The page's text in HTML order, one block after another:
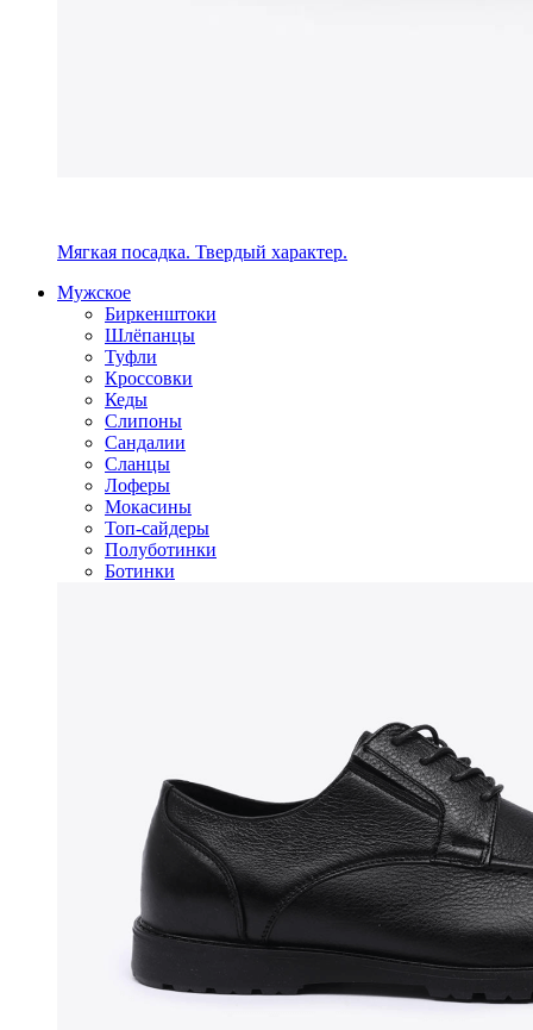
Мягкая посадка. Твердый характер.
Мужское
Биркенштоки
Шлёпанцы
Туфли
Кроссовки
Кеды
Слипоны
Сандалии
Сланцы
Лоферы
Мокасины
Топ-сайдеры
Полуботинки
Ботинки